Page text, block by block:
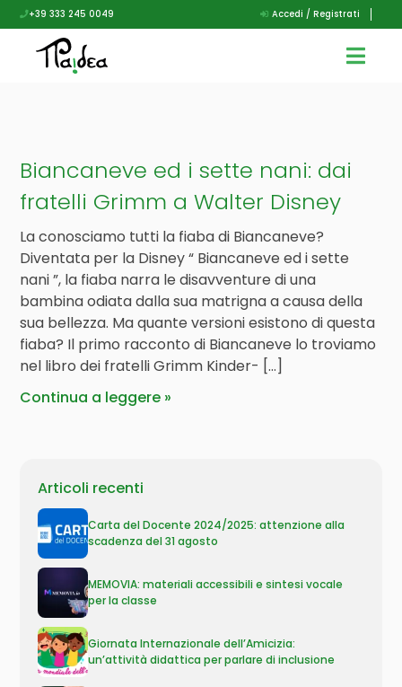
+39 333 245 0049 Accedi / Registrati
Biancaneve ed i sette nani: dai
fratelli Grimm a Walter Disney
La conosciamo tutti la fiaba di Biancaneve?
Diventata per la Disney “ Biancaneve ed i sette
nani ”, la fiaba narra le disavventure di una
bambina odiata dalla sua matrigna a causa della
sua bellezza. Ma quante versioni esistono di questa
fiaba? Il primo racconto di Biancaneve lo troviamo
nel libro dei fratelli Grimm Kinder- […]
Continua a leggere
Articoli recenti
Carta del Docente 2024/2025: attenzione alla
scadenza del 31 agosto
MEMOVIA: materiali accessibili e sintesi vocale
per la classe
Giornata Internazionale dell’Amicizia:
un’attività didattica per parlare di inclusione